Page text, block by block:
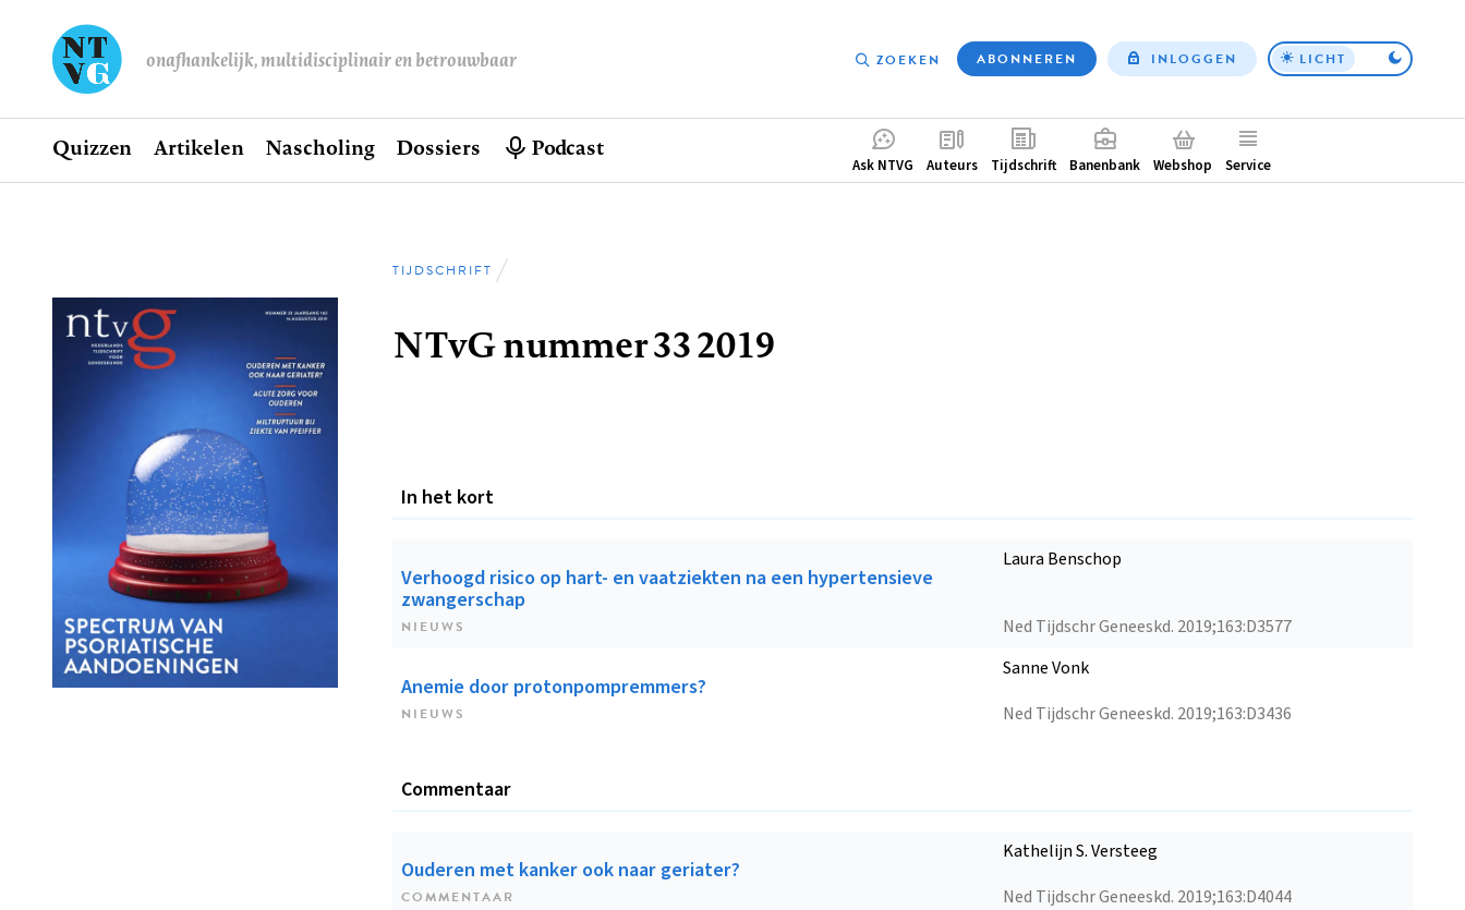
onafhankelijk, multidisciplinair en betrouwbaar
Top
ZOEKEN ABONNEREN INLOGGEN LICHT
Hoofdnavigatie
Home
Quizzen Artikelen Nascholing Dossiers Podcast
Complementair
Ask NTVG Auteurs Tijdschrift Banenbank Webshop Service
Kruimelpad
TIJDSCHRIFT
NTvG nummer 33 2019
In het kort
Verhoogd risico op hart- en vaatziekten na een hypertensieve
zwangerschap
NIEUWS Ned Tijdschr Geneeskd. 2019;163:D3577
Laura Benschop
Anemie door protonpompremmers?
NIEUWS Ned Tijdschr Geneeskd. 2019;163:D3436
Sanne Vonk
Commentaar
Ouderen met kanker ook naar geriater?
COMMENTAAR Ned Tijdschr Geneeskd. 2019;163:D4044
Kathelijn S. Versteeg